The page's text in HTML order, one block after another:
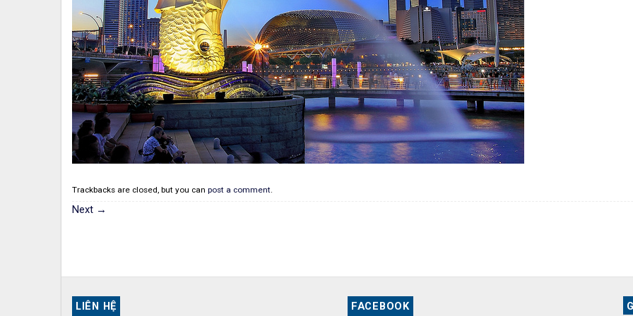
Trackbacks are closed, but you can post a comment.
Next →
LIÊN HỆ FACEBOOK